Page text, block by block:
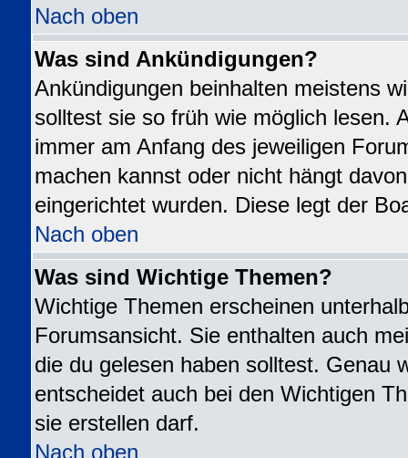
Nach oben
Was sind Ankündigungen?
Ankündigungen beinhalten meistens
solltest sie so früh wie möglich lesen.
immer am Anfang des jeweiligen
machen kannst oder nicht hängt
eingerichtet wurden. Diese legt der
Nach oben
Was sind Wichtige Themen?
Wichtige Themen erscheinen
Forumsansicht. Sie enthalten auch
die du gelesen haben solltest. Genau
entscheidet auch bei den Wichtigen
sie erstellen darf.
Nach oben